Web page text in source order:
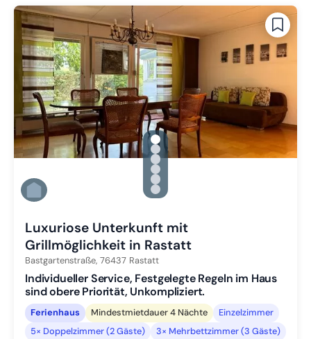
gallery.slide_selector
Zu Slide 1 wechseln
Zu Slide 2 wechseln
Zu Slide 3 wechseln
Zu Slide 4 wechseln
Zu Slide 5 wechseln
Zu Slide 6 wechseln
Luxuriose Unterkunft mit
Grillmöglichkeit in Rastatt
Bastgartenstraße, 76437 Rastatt
Individueller Service, Festgelegte Regeln im Haus
sind obere Priorität, Unkompliziert.
Ferienhaus Mindestmietdauer 4 Nächte
Einzelzimmer
5× Doppelzimmer (2 Gäste)
3× Mehrbettzimmer (3 Gäste)